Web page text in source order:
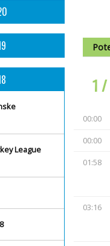
League
1
00:00
00:00
01:58
03:16